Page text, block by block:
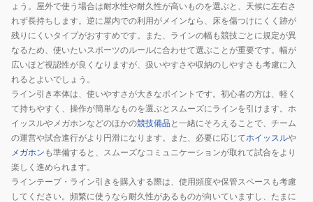
PT801W
ょう。屋外で使う場合は耐水性や耐久性が高いものを選ぶと、天候に左右さ
れず長持ちします。逆に屋内での利用がメインなら、床を傷つけにくく跡が
残りにくいタイプがおすすめです。また、ラインの幅も競技ごとに規定が異
なるため、使いたいスポーツのルールに合わせて選ぶことが重要です。幅が
広いほど視認性が良くなりますが、扱いやすさや収納のしやすさも考慮に入
れるとよいでしょう。
ライン引き本体は、使いやすさが大きなポイントです。初心者の方は、軽く
て持ちやすく、操作が簡単なものを選ぶとスムーズにラインを引けます。ホ
イッスルやメガホンなどのほかの競技備品と一緒にそろえることで、チーム
の運営や試合進行がより円滑になります。また、必要に応じてホイッスルや
メガホン も準備すると、スムーズなコミュニケーションが取れて試合をより
楽しく進められます。
ラインテープ・ライン引きを購入する際は、使用頻度や保管スペースも考慮
してください。頻繁に使うなら耐久性があるものが向いていますし、たまに